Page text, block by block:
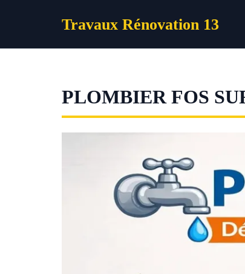
Travaux Rénovation 13
PLOMBIER FOS